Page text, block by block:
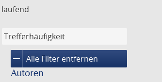
laufend
remove Alle Filter entfernen
Autoren